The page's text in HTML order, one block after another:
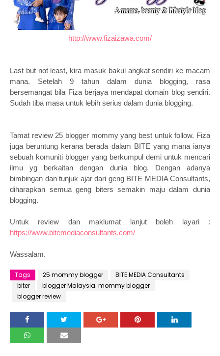
http://www.fizaizawa.com/
Last but not least, kira masuk bakul angkat sendiri ke macam
mana. Setelah 9 tahun dalam dunia blogging, rasa
bersemangat bila Fiza berjaya mendapat domain blog sendiri.
Sudah tiba masa untuk lebih serius dalam dunia blogging.
Tamat review 25 blogger mommy yang best untuk follow. Fiza
juga beruntung kerana berada dalam BITE yang mana ianya
sebuah komuniti blogger yang berkumpul demi untuk mencari
ilmu yg berkaitan dengan dunia blog. Dengan adanya
bimbingan dan tunjuk ajar dari geng BITE MEDIA Consultants,
diharapkan semua geng biters semakin maju dalam dunia
blogging.
Untuk review dan maklumat lanjut boleh layari :
https://www.bitemediaconsultants.com/
Wassalam.
Tags 25 mommy blogger
BITE MEDIA Consultants
biter
blogger Malaysia. mommy blogger
blogger review